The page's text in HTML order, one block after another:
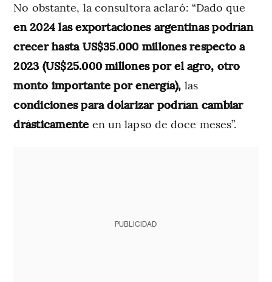
No obstante, la consultora aclaró: “Dado que
en 2024 las exportaciones argentinas podrían
crecer hasta US$35.000 millones respecto a
2023 (US$25.000 millones por el agro, otro
monto importante por energía), las
condiciones para dolarizar podrían cambiar
drásticamente en un lapso de doce meses”.
PUBLICIDAD